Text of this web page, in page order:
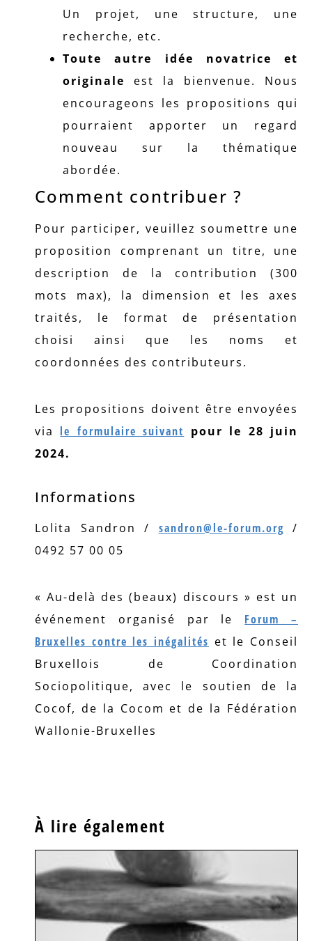
Un projet, une structure, une
recherche, etc.
Toute autre idée novatrice et
originale est la bienvenue. Nous
encourageons les propositions qui
pourraient apporter un regard
nouveau sur la thématique
abordée.
Comment contribuer ?
Pour participer, veuillez soumettre une
proposition comprenant un titre, une
description de la contribution (300
mots max), la dimension et les axes
traités, le format de présentation
choisi ainsi que les noms et
coordonnées des contributeurs.
Les propositions doivent être envoyées
via le formulaire suivant pour le 28 juin
2024.
Informations
Lolita Sandron / sandron@le-forum.org /
0492 57 00 05
« Au-delà des (beaux) discours » est un
événement organisé par le Forum –
Bruxelles contre les inégalités et le Conseil
Bruxellois de Coordination
Sociopolitique, avec le soutien de la
Cocof, de la Cocom et de la Fédération
Wallonie-Bruxelles
À lire également